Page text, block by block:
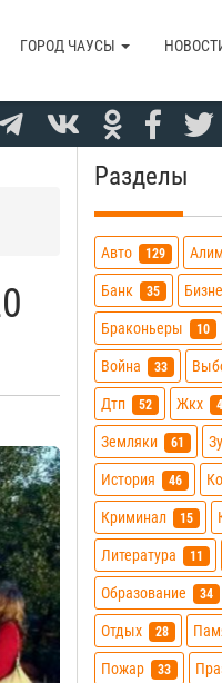
ГОРОД ЧАУСЫ
Разделы
Авто 129
Банк 35
Браконьеры 10
Война 33
Дтп 52 Жкх
Земляки 61
История 46
Криминал 15
Литература 11
Образование 34
Отдых 28
Пожар 33